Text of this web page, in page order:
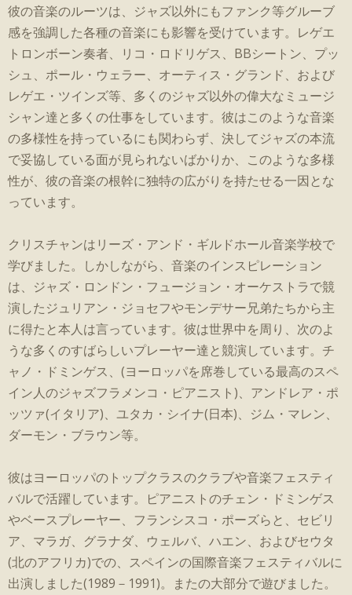
彼の音楽のルーツは、ジャズ以外にもファンク等グルーブ
感を強調した各種の音楽にも影響を受けています。レゲエ
トロンボーン奏者、リコ・ロドリゲス、BBシートン、プッ
シュ、ポール・ウェラー、オーティス・グランド、および
レゲエ・ツインズ等、多くのジャズ以外の偉大なミュージ
シャン達と多くの仕事をしています。彼はこのような音楽
の多様性を持っているにも関わらず、決してジャズの本流
で妥協している面が見られないばかりか、このような多様
性が、彼の音楽の根幹に独特の広がりを持たせる一因とな
っています。
クリスチャンはリーズ・アンド・ギルドホール音楽学校で
学びました。しかしながら、音楽のインスピレーション
は、ジャズ・ロンドン・フュージョン・オーケストラで競
演したジュリアン・ジョセフやモンデサー兄弟たちから主
に得たと本人は言っています。彼は世界中を周り、次のよ
うな多くのすばらしいプレーヤー達と競演しています。チ
ャノ・ドミンゲス、(ヨーロッパを席巻している最高のスペ
イン人のジャズフラメンコ・ピアニスト)、アンドレア・ポ
ッツァ(イタリア)、ユタカ・シイナ(日本)、ジム・マレン、
ダーモン・ブラウン等。
彼はヨーロッパのトップクラスのクラブや音楽フェスティ
バルで活躍しています。ピアニストのチェン・ドミンゲス
やベースプレーヤー、フランシスコ・ポーズらと、セビリ
ア、マラガ、グラナダ、ウェルバ、ハエン、およびセウタ
(北のアフリカ)での、スペインの国際音楽フェスティバルに
出演しました(1989－1991)。またの大部分で遊びました。